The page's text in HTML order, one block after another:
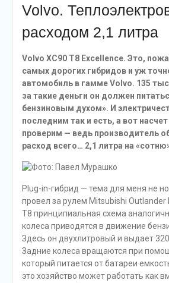
Volvo.
расходом 2,1 литра
Volvo XC90 T8 Excellence. Это,
самых дорогих гибридов и уж
автомобиль в гамме Volvo. 135
за такие деньги он должен
бензиновым духом». И
последним так и есть, а вот
проверим — ведь производитель
расход всего… 2,1 литра на
Plug-in-гибрид — тема для меня не
провел за рулем Mitsubishi Outlander
T8 принципиальная схема
колеса приводятся в движение
Здесь он двухлитровый и выдает
Задние колеса вращаются при
который питается от батареи
это хозяйство может работать как